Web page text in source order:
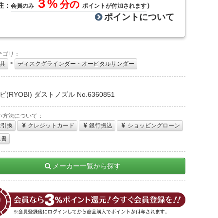
： 会員のみ ３% 分のポイントが付加されます）
ポイントについて
リ：
> ディスクグラインダー・オービタルサンダー
(RYOBI) ダストノズル No.6360851
方法について：
換
クレジットカード 銀行振込
ショッピングローン
書
メーカー一覧から探す